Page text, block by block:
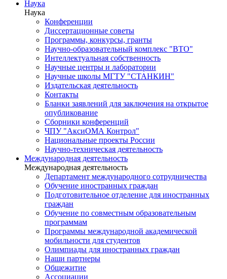
Наука
Наука
Конференции
Диссертационные советы
Программы, конкурсы, гранты
Научно-образовательный комплекс "ВТО"
Интеллектуальная собственность
Научные центры и лаборатории
Научные школы МГТУ "СТАНКИН"
Издательская деятельность
Контакты
Бланки заявлений для заключения на открытое
опубликование
Сборники конференций
ЧПУ "АксиОМА Контрол"
Национальные проекты России
Научно-техническая деятельность
Международная деятельность
Международная деятельность
Департамент международного сотрудничества
Обучение иностранных граждан
Подготовительное отделение для иностранных
граждан
Обучение по совместным образовательным
программам
Программы международной академической
мобильности для студентов
Олимпиады для иностранных граждан
Наши партнеры
Общежитие
Ассоциации